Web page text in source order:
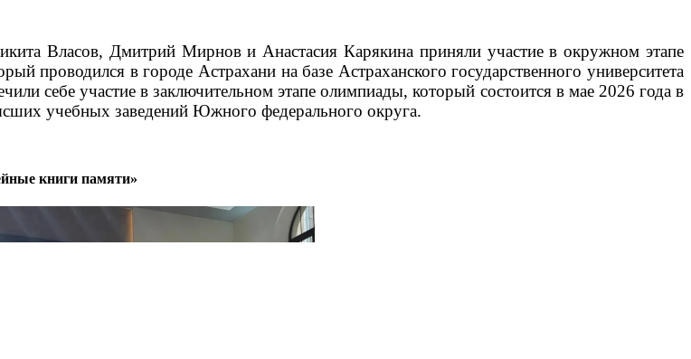
Власов, Дмитрий Мирнов и Анастасия Карякина приняли участие в окружном этапе
проводился в городе Астрахани на базе Астраханского государственного университета
себе участие в заключительном этапе олимпиады, который состоится в мае 2026 года в
учебных заведений Южного федерального округа.
книги памяти»